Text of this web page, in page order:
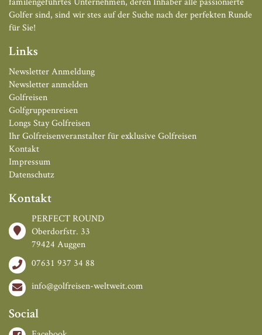
Golfer sind, sind wir stes auf der Suche nach der perfekten Runde
für Sie!
Links
Newsletter Anmeldung
Newsletter anmelden
Golfreisen
Golfgruppenreisen
Longs Stay Golfreisen
Ihr Golfreisenveranstalter für exklusive Golfreisen
Kontakt
Impressum
Datenschutz
Kontakt
PERFECT ROUND
Oberdorfstr. 33
79424 Auggen
07631 937 34 88
info@golfreisen-weltweit.com
Social